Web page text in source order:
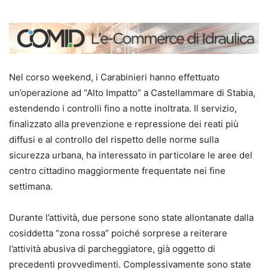
Nel corso weekend, i Carabinieri hanno effettuato
un’operazione ad “Alto Impatto” a Castellammare di Stabia,
estendendo i controlli fino a notte inoltrata. Il servizio,
finalizzato alla prevenzione e repressione dei reati più
diffusi e al controllo del rispetto delle norme sulla
sicurezza urbana, ha interessato in particolare le aree del
centro cittadino maggiormente frequentate nei fine
settimana.
Durante l’attività, due persone sono state allontanate dalla
cosiddetta “zona rossa” poiché sorprese a reiterare
l’attività abusiva di parcheggiatore, già oggetto di
precedenti provvedimenti. Complessivamente sono state